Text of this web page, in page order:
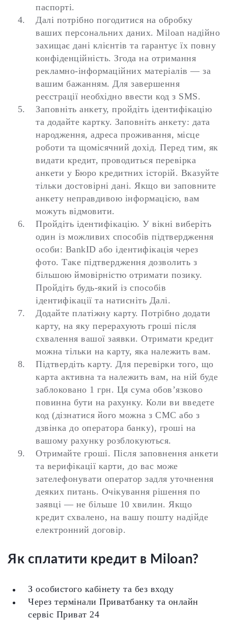
паспорті.
Далі потрібно погодитися на обробку
ваших персональних даних. Miloan надійно
захищає дані клієнтів та гарантує їх повну
конфіденційність. Згода на отримання
рекламно-інформаційних матеріалів — за
вашим бажанням. Для завершення
реєстрації необхідно ввести код з SMS.
Заповніть анкету, пройдіть ідентифікацію
та додайте картку. Заповніть анкету: дата
народження, адреса проживання, місце
роботи та щомісячний дохід. Перед тим, як
видати кредит, проводиться перевірка
анкети у Бюро кредитних історій. Вказуйте
тільки достовірні дані. Якщо ви заповните
анкету неправдивою інформацією, вам
можуть відмовити.
Пройдіть ідентифікацію. У вікні виберіть
один із можливих способів підтвердження
особи: BankID або ідентифікація через
фото. Таке підтвердження дозволить з
більшою ймовірністю отримати позику.
Пройдіть будь-який із способів
ідентифікації та натисніть Далі.
Додайте платіжну карту. Потрібно додати
карту, на яку перерахують гроші після
схвалення вашої заявки. Отримати кредит
можна тільки на карту, яка належить вам.
Підтвердіть карту. Для перевірки того, що
карта активна та належить вам, на ній буде
заблоковано 1 грн. Ця сума обов’язково
повинна бути на рахунку. Коли ви введете
код (дізнатися його можна з СМС або з
дзвінка до оператора банку), гроші на
вашому рахунку розблокуються.
Отримайте гроші. Після заповнення анкети
та верифікації карти, до вас може
зателефонувати оператор задля уточнення
деяких питань. Очікування рішення по
заявці — не більше 10 хвилин. Якщо
кредит схвалено, на вашу пошту надійде
електронний договір.
Як сплатити кредит в Miloan?
З особистого кабінету та без входу
Через термінали Приватбанку та онлайн
сервіс Приват 24